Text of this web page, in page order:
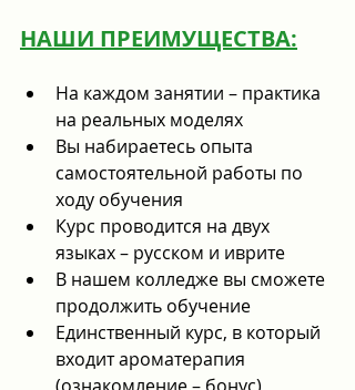
НАШИ ПРЕИМУЩЕСТВА:
На каждом занятии – практика
на реальных моделях
Вы набираетесь опыта
самостоятельной работы по
ходу обучения
Курс проводится на двух
языках – русском и иврите
В нашем колледже вы сможете
продолжить обучение
Единственный курс, в который
входит ароматерапия